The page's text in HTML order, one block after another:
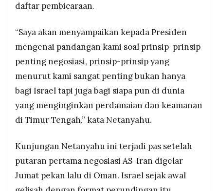
daftar pembicaraan.
“Saya akan menyampaikan kepada Presiden
mengenai pandangan kami soal prinsip-prinsip
penting negosiasi, prinsip-prinsip yang
menurut kami sangat penting bukan hanya
bagi Israel tapi juga bagi siapa pun di dunia
yang menginginkan perdamaian dan keamanan
di Timur Tengah,” kata Netanyahu.
Kunjungan Netanyahu ini terjadi pas setelah
putaran pertama negosiasi AS-Iran digelar
Jumat pekan lalu di Oman. Israel sejak awal